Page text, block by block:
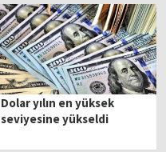
Dolar yılın en yüksek
seviyesine yükseldi